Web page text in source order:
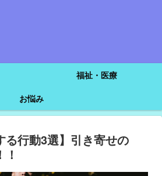
福祉・医療
お悩み
る行動3選】引き寄せの